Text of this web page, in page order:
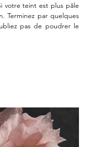
votre teint est plus pâle
Terminez par quelques
pas de poudrer le